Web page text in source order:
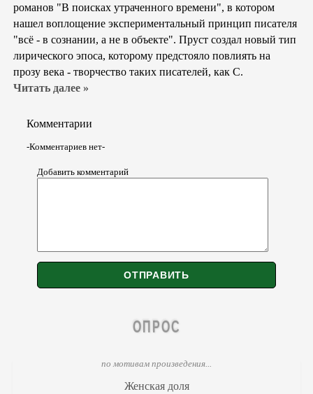
романов "В поисках утраченного времени", в котором
нашел воплощение экспериментальный принцип писателя
"всё - в сознании, а не в объекте". Пруст создал новый тип
лирического эпоса, которому предстояло повлиять на
прозу века - творчество таких писателей, как С.
Читать далее »
Комментарии
-Комментариев нет-
Добавить комментарий
ОПРОС
по мотивам произведения...
Женская доля